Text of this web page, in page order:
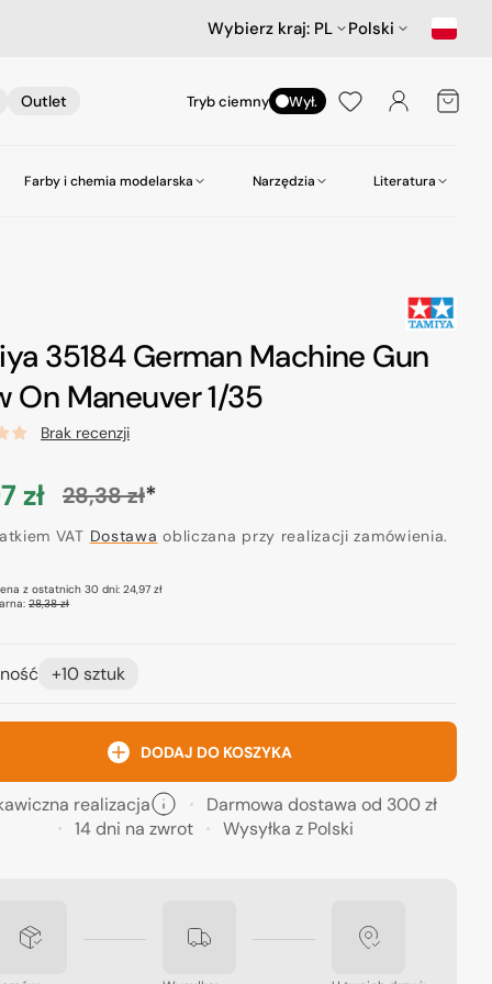
Wybierz kraj: PL Polski
Outlet Tryb ciemny Wył. Koszyk
Figurki
Farby i chemia modelarska
Molotow
Tamiya
Narzędzia
Pędzle
Środki czyszczące
Literatura
35184 German Machine Gun
On Maneuver 1/35
Brak recenzji
zł
Cena
regularna
28,38 zł*
VAT Dostawa obliczana przy realizacji zamówienia.
z ostatnich 30 dni: 24,97 zł
28,38 zł
+10 sztuk
DODAJ DO KOSZYKA
realizacja
Darmowa dostawa od 300 zł
14 dni na zwrot
Wysyłka z Polski